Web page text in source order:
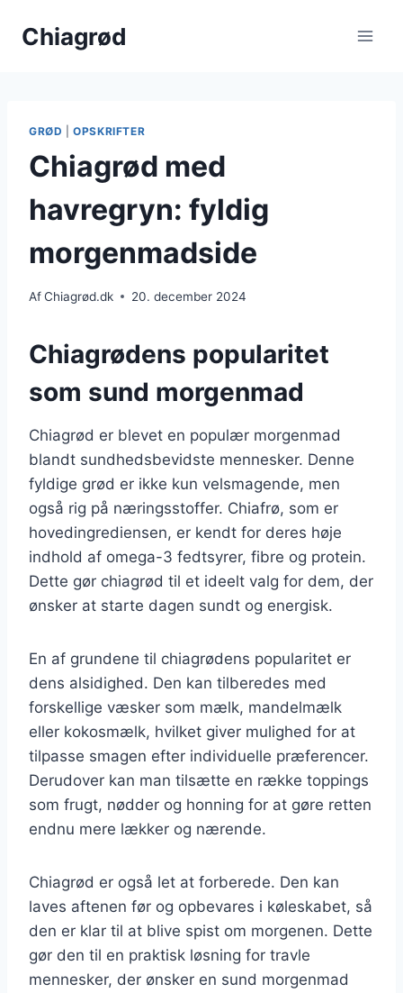
Chiagrød
GRØD |OPSKRIFTER
Chiagrød med
havregryn: fyldig
morgenmadside
AfChiagrød.dk 20. december 2024
Chiagrødens popularitet
som sund morgenmad
Chiagrød er blevet en populær morgenmad
blandt sundhedsbevidste mennesker. Denne
fyldige grød er ikke kun velsmagende, men
også rig på næringsstoffer. Chiafrø, som er
hovedingrediensen, er kendt for deres høje
indhold af omega-3 fedtsyrer, fibre og protein.
Dette gør chiagrød til et ideelt valg for dem, der
ønsker at starte dagen sundt og energisk.
En af grundene til chiagrødens popularitet er
dens alsidighed. Den kan tilberedes med
forskellige væsker som mælk, mandelmælk
eller kokosmælk, hvilket giver mulighed for at
tilpasse smagen efter individuelle præferencer.
Derudover kan man tilsætte en række toppings
som frugt, nødder og honning for at gøre retten
endnu mere lækker og nærende.
Chiagrød er også let at forberede. Den kan
laves aftenen før og opbevares i køleskabet, så
den er klar til at blive spist om morgenen. Dette
gør den til en praktisk løsning for travle
mennesker, der ønsker en sund morgenmad